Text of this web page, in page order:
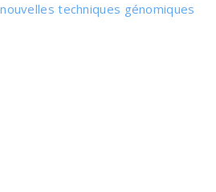
techniques génomiques